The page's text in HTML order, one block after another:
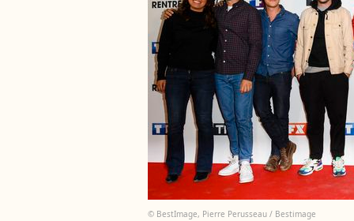
© BestImage, Pierre Perusseau / Bestimage